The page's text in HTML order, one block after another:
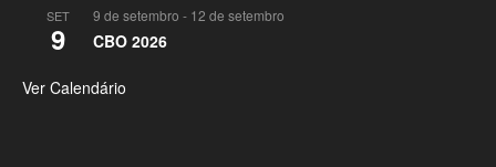
SET
9
9 de setembro - 12 de setembro
CBO 2026
Ver Calendário